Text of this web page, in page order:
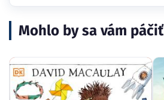
Mohlo by sa vám páčiť